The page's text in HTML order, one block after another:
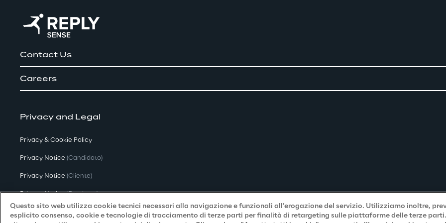
Contact Us
Careers
Privacy and Legal
Privacy & Cookie Policy
Privacy Notice (Candidato)
Privacy Notice (Cliente)
Privacy Notice(Fornitore)
Privacy Notice (Marketing)
Questo sito web utilizza cookie tecnici necessari alla navigazione e funzionali all’erogazione del servizio. Utilizziamo inoltre,
esplicito consenso, cookie e tecnologie di tracciamento di terze parti per finalità di retargeting sulle piattaforme delle terze